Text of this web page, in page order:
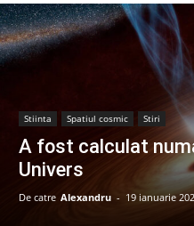
Stiinta Spatiul cosmic Stiri
A fost calculat
Univers
De catre Alexandru - 19 ianuarie